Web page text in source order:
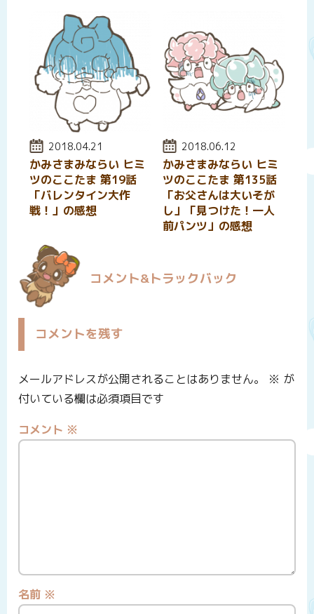
投稿日:
2018.04.21
かみさまみならい ヒミ
ツのここたま 第19話
「バレンタイン大作
戦！」の感想
投稿日:
2018.06.12
かみさまみならい ヒミ
ツのここたま 第135話
「お父さんは大いそが
し」「見つけた！一人
前パンツ」の感想
コメント&トラックバック
コメントを残す
メールアドレスが公開されることはありません。 ※ が
付いている欄は必須項目です
コメント ※
名前 ※